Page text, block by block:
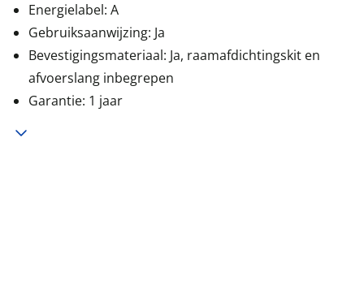
Energielabel: A
Gebruiksaanwijzing: Ja
Bevestigingsmateriaal: Ja, raamafdichtingskit en
afvoerslang inbegrepen
Garantie: 1 jaar